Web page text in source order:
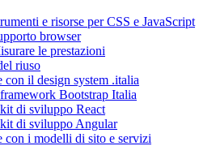
e risorse per CSS e JavaScript
browser
le prestazioni
riuso
con il design system .italia
Bootstrap Italia
di sviluppo React
di sviluppo Angular
con i modelli di sito e servizi